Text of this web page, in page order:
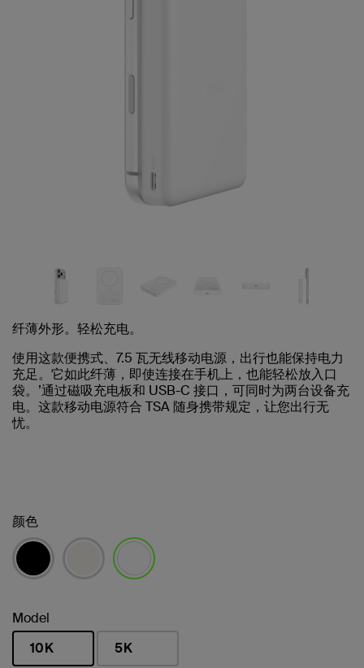
纤薄外形。轻松充电。
使用这款便携式、7.5 瓦无线移动电源，出行也能保持电力
充足。它如此纤薄，即使连接在手机上，也能轻松放入口
袋。’通过磁吸充电板和 USB-C 接口，可同时为两台设备充
电。这款移动电源符合 TSA 随身携带规定，让您出行无
忧。
颜色
Model
10K
5K